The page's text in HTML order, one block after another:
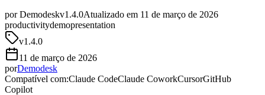
por Demodeskv1.4.0Atualizado em 11 de março de 2026
productivitydemopresentation
v1.4.0
11 de março de 2026
porDemodesk
Compatível com:Claude CodeClaude CoworkCursorGitHub
Copilot